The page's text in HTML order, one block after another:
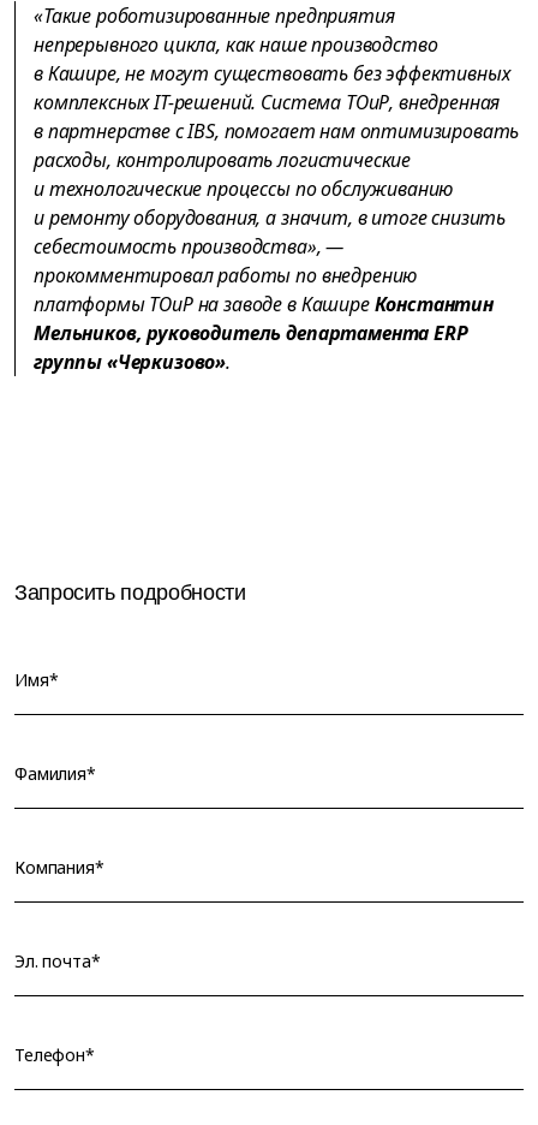
«Такие роботизированные предприятия
непрерывного цикла, как наше производство
в Кашире, не могут существовать без эффективных
комплексных IT-решений. Система ТОиР, внедренная
в партнерстве с IBS, помогает нам оптимизировать
расходы, контролировать логистические
и технологические процессы по обслуживанию
и ремонту оборудования, а значит, в итоге снизить
себестоимость производства», —
прокомментировал работы по внедрению
платформы ТОиР на заводе в КаширеКонстантин
Мельников, руководитель департамента ERP
группы «Черкизово».
Запросить подробности
Имя*
Фамилия*
Компания*
Эл. почта*
Телефон*